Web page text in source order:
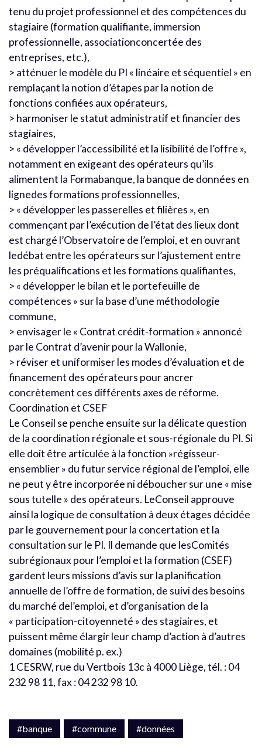
tenu du projet professionnel et des compétences du
stagiaire (formation qualifiante, immersion
professionnelle, associationconcertée des
entreprises, etc.),
> atténuer le modèle du PI « linéaire et séquentiel » en
remplaçant la notion d’étapes par la notion de
fonctions confiées aux opérateurs,
> harmoniser le statut administratif et financier des
stagiaires,
> « développer l’accessibilité et la lisibilité de l’offre »,
notamment en exigeant des opérateurs qu’ils
alimentent la Formabanque, la banque de données en
lignedes formations professionnelles,
> « développer les passerelles et filières », en
commençant par l’exécution de l’état des lieux dont
est chargé l’Observatoire de l’emploi, et en ouvrant
ledébat entre les opérateurs sur l’ajustement entre
les préqualifications et les formations qualifiantes,
> « développer le bilan et le portefeuille de
compétences » sur la base d’une méthodologie
commune,
> envisager le « Contrat crédit-formation » annoncé
par le Contrat d’avenir pour la Wallonie,
> réviser et uniformiser les modes d’évaluation et de
financement des opérateurs pour ancrer
concrètement ces différents axes de réforme.
Coordination et CSEF
Le Conseil se penche ensuite sur la délicate question
de la coordination régionale et sous-régionale du PI. Si
elle doit être articulée à la fonction »régisseur-
ensemblier » du futur service régional de l’emploi, elle
ne peut y être incorporée ni déboucher sur une « mise
sous tutelle » des opérateurs. LeConseil approuve
ainsi la logique de consultation à deux étages décidée
par le gouvernement pour la concertation et la
consultation sur le PI. Il demande que lesComités
subrégionaux pour l’emploi et la formation (CSEF)
gardent leurs missions d’avis sur la planification
annuelle de l’offre de formation, de suivi des besoins
du marché del’emploi, et d’organisation de la
« participation-citoyenneté » des stagiaires, et
puissent même élargir leur champ d’action à d’autres
domaines (mobilité p. ex.)
1 CESRW, rue du Vertbois 13c à 4000 Liège, tél. : 04
232 98 11, fax : 04 232 98 10.
#banque #commune #données